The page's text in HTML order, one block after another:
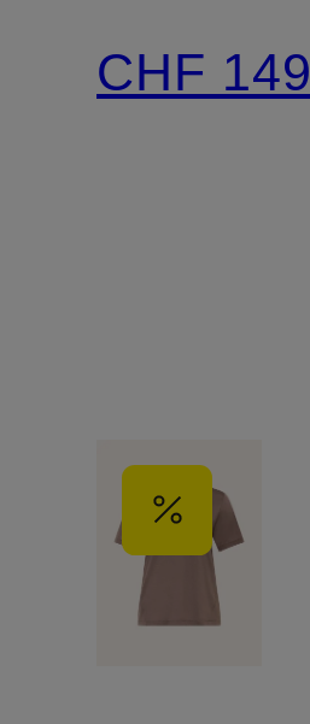
SKIN 8
CHF 149